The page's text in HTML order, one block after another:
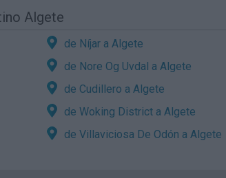
Algete
de Níjar a Algete
de Nore Og Uvdal a Algete
de Cudillero a Algete
de Woking District a Algete
de Villaviciosa De Odón a Algete